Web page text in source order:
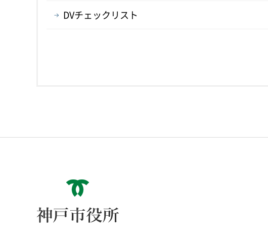
DVチェックリスト
神戸市役所